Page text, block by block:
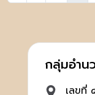
กลุ่มอำน
เลขที่